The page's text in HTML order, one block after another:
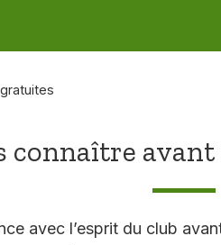
connaître avant
avec l’esprit du club